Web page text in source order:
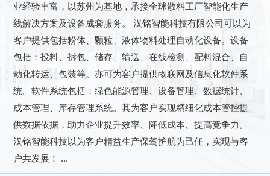
业经验丰富，以苏州为基地，承接全球散料工厂智能化生产
线解决方案及设备成套服务。 汉铭智能科技有限公司可以为
客户提供包括粉体、颗粒、液体物料处理自动化设备。设备
包括：投料、拆包、储存、输送、在线检测、配料混合、自
动化转运、包装等。亦可为客户提供物联网及信息化软件系
统。软件系统包括：绿色能源管理、设备管理、数据统计、
成本管理、库存管理系统。其为客户实现精细化成本管控提
供数据依据，助力企业提升效率、降低成本、提高竞争力。
汉铭智能科技以为客户精益生产保驾护航为己任，实现与客
户共发展！ ...